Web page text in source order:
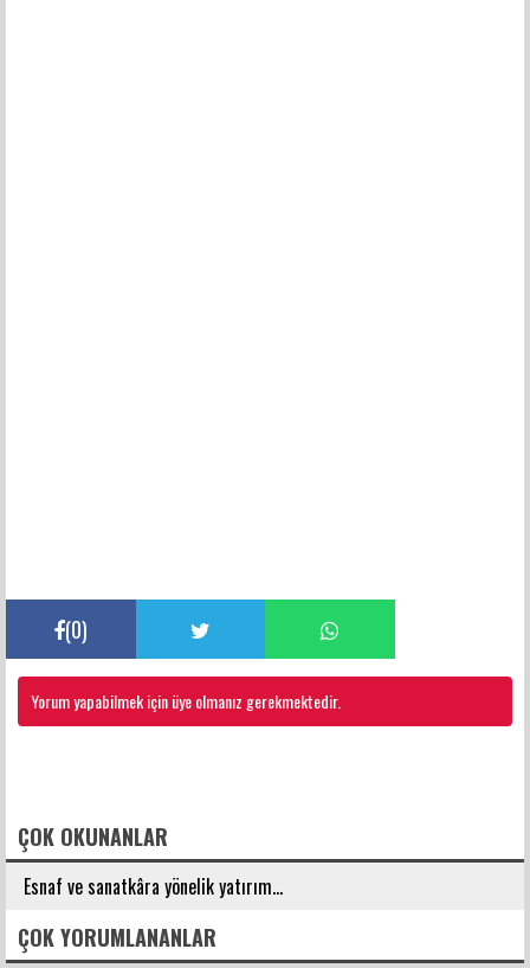
(0)
Yorum yapabilmek için üye olmanız gerekmektedir.
ÇOK OKUNANLAR
Esnaf ve sanatkâra yönelik yatırım...
ÇOK YORUMLANANLAR